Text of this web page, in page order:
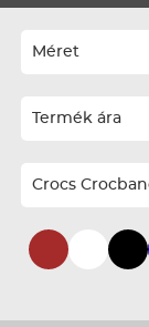
Legújabbak
Ár szerint
Téli
Méret
Termék ára
Crocs